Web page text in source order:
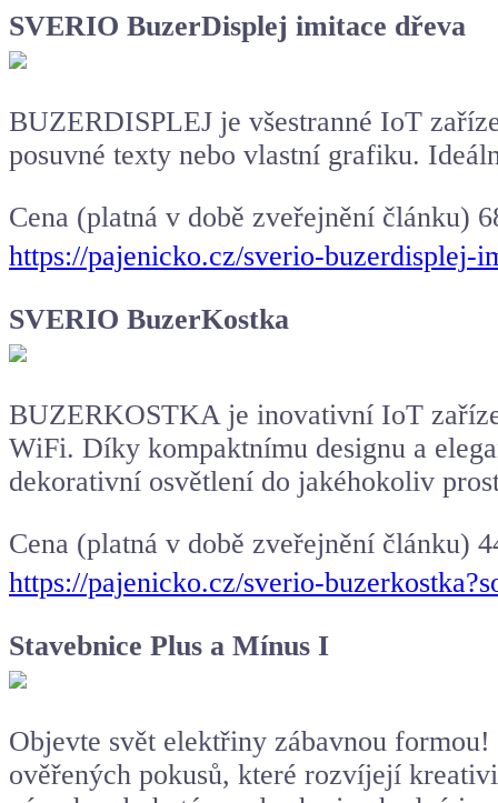
SVERIO BuzerDisplej imitace dřeva
BUZERDISPLEJ je všestranné IoT
posuvné texty nebo vlastní grafiku.
Cena (platná v době zveřejnění článku)
https://pajenicko.cz/sverio-buzerdisplej-
SVERIO BuzerKostka
BUZERKOSTKA je inovativní IoT
WiFi. Díky kompaktnímu designu a
dekorativní osvětlení do jakéhokoliv
Cena (platná v době zveřejnění článku)
https://pajenicko.cz/sverio-
Stavebnice Plus a Mínus I
Objevte svět elektřiny zábavnou
ověřených pokusů, které rozvíjejí